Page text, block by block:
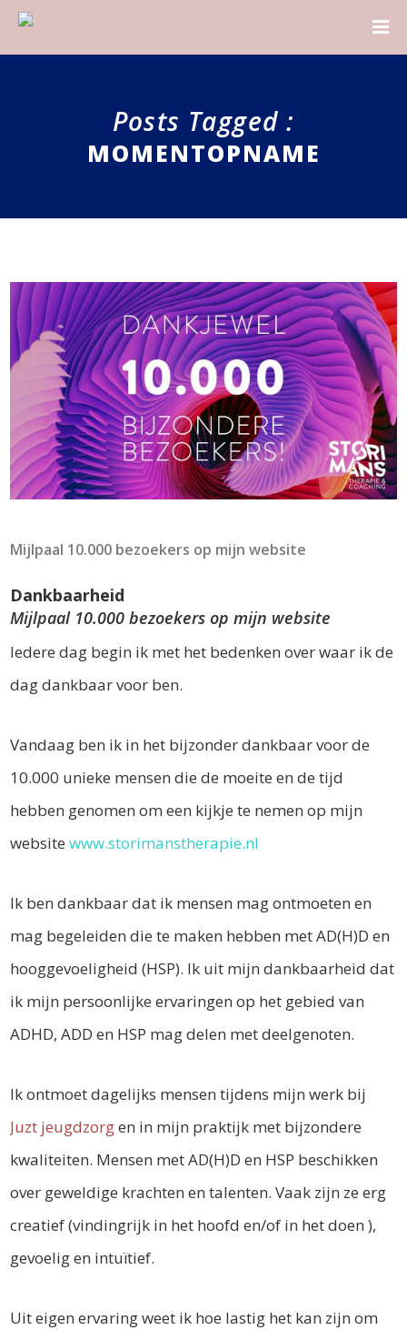
Posts Tagged :
MOMENTOPNAME
Mijlpaal 10.000 bezoekers op mijn website
Dankbaarheid
Mijlpaal 10.000 bezoekers op mijn website
Iedere dag begin ik met het bedenken over waar ik de
dag dankbaar voor ben.
Vandaag ben ik in het bijzonder dankbaar voor de
10.000 unieke mensen die de moeite en de tijd
hebben genomen om een kijkje te nemen op mijn
website www.storimanstherapie.nl
Ik ben dankbaar dat ik mensen mag ontmoeten en
mag begeleiden die te maken hebben met AD(H)D en
hooggevoeligheid (HSP). Ik uit mijn dankbaarheid dat
ik mijn persoonlijke ervaringen op het gebied van
ADHD, ADD en HSP mag delen met deelgenoten.
Ik ontmoet dagelijks mensen tijdens mijn werk bij
Juzt jeugdzorgen in mijn praktijk met bijzondere
kwaliteiten. Mensen met AD(H)D en HSP beschikken
over geweldige krachten en talenten. Vaak zijn ze erg
creatief (vindingrijk in het hoofd en/of in het doen ),
gevoelig en intuïtief.
Uit eigen ervaring weet ik hoe lastig het kan zijn om